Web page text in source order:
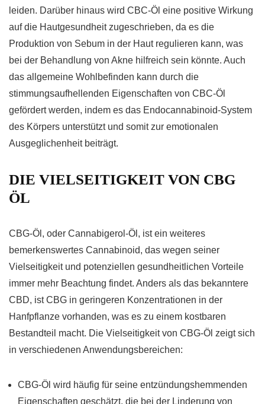
leiden. Darüber hinaus wird CBC-Öl eine positive Wirkung
auf die Hautgesundheit zugeschrieben, da es die
Produktion von Sebum in der Haut regulieren kann, was
bei der Behandlung von Akne hilfreich sein könnte. Auch
das allgemeine Wohlbefinden kann durch die
stimmungsaufhellenden Eigenschaften von CBC-Öl
gefördert werden, indem es das Endocannabinoid-System
des Körpers unterstützt und somit zur emotionalen
Ausgeglichenheit beiträgt.
DIE VIELSEITIGKEIT VON CBG
ÖL
CBG-Öl, oder Cannabigerol-Öl, ist ein weiteres
bemerkenswertes Cannabinoid, das wegen seiner
Vielseitigkeit und potenziellen gesundheitlichen Vorteile
immer mehr Beachtung findet. Anders als das bekanntere
CBD, ist CBG in geringeren Konzentrationen in der
Hanfpflanze vorhanden, was es zu einem kostbaren
Bestandteil macht. Die Vielseitigkeit von CBG-Öl zeigt sich
in verschiedenen Anwendungsbereichen:
CBG-Öl wird häufig für seine entzündungshemmenden
Eigenschaften geschätzt, die bei der Linderung von